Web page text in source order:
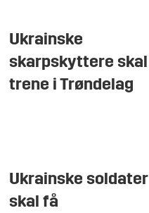
Ukrainske
skarpskyttere skal
trene i Trøndelag
Ukrainske soldater
skal få